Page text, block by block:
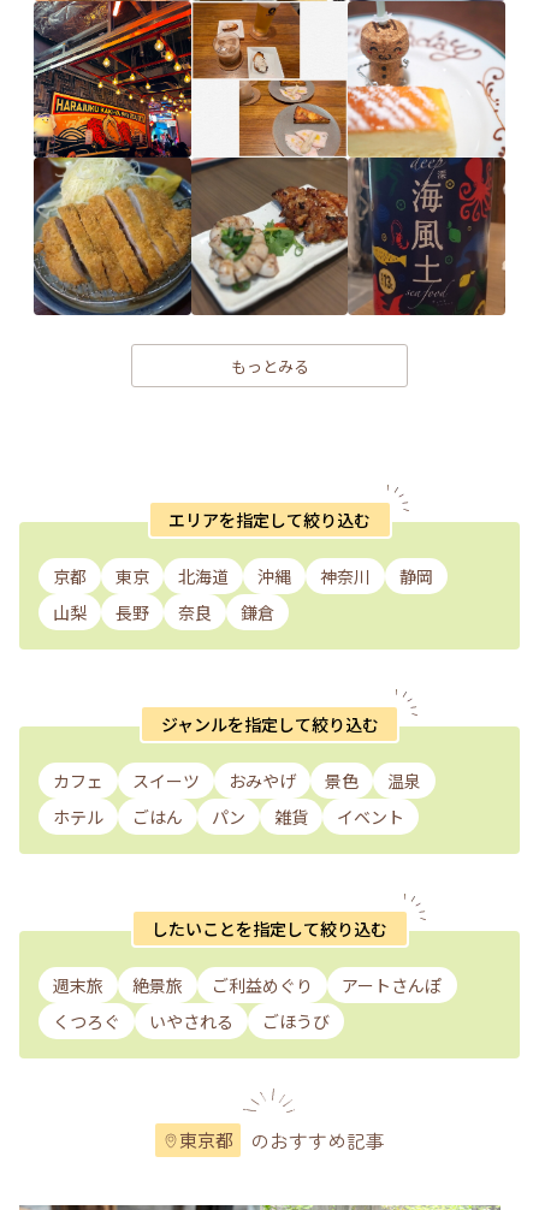
もっとみる
エリアを指定して絞り込む
京都 東京 北海道 沖縄 神奈川
静岡
山梨
長野 奈良 鎌倉
ジャンルを指定して絞り込む
カフェ スイーツ おみやげ 景色
温泉
ホテル
ごはん パン 雑貨 イベント
したいことを指定して絞り込む
週末旅 絶景旅 ご利益めぐり
アートさんぽ
くつろぐ
いやされる ごほうび
東京都 のおすすめ記事